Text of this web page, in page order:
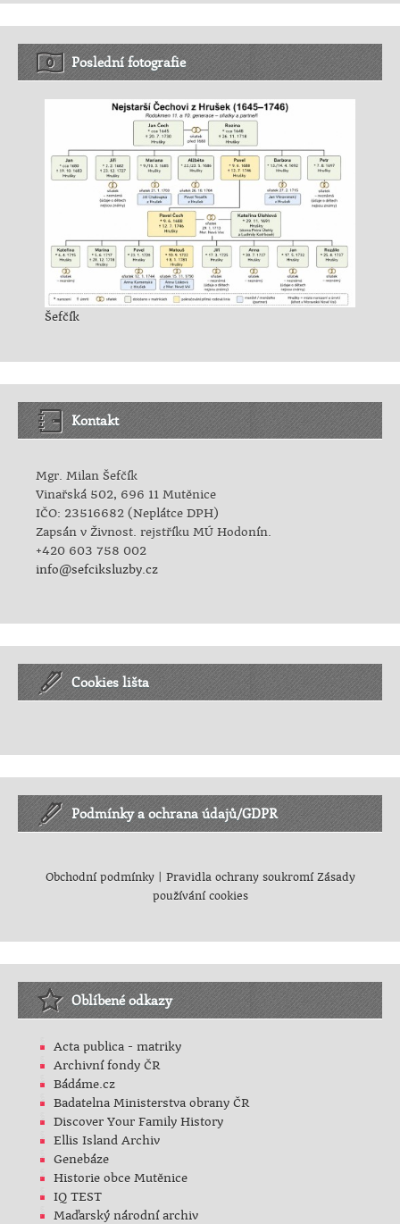
Poslední fotografie
Šefčík
Kontakt
Mgr. Milan Šefčík
Vinařská 502, 696 11 Mutěnice
IČO: 23516682 (Neplátce DPH)
Zapsán v Živnost. rejstříku MÚ Hodonín.
+420 603 758 002
info@sefciksluzby.cz
Cookies lišta
Podmínky a ochrana údajů/GDPR
Obchodní podmínky| Pravidla ochrany soukromí Zásady
používání cookies
Oblíbené odkazy
Acta publica - matriky
Archivní fondy ČR
Bádáme.cz
Badatelna Ministerstva obrany ČR
Discover Your Family History
Ellis Island Archiv
Genebáze
Historie obce Mutěnice
IQ TEST
Maďarský národní archiv